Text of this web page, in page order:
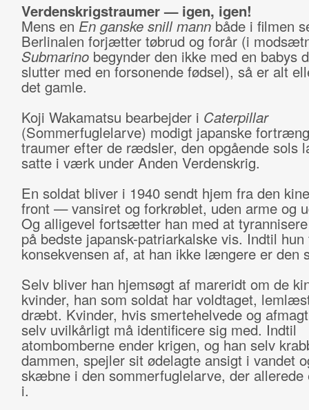
Verdenskrigstraumer — igen, igen!
Mens en En ganske snill mannbåde i filmen
Berlinalen forjætter tøbrud og forår (i
Submarinobegynder den ikke med en babys
slutter med en forsonende fødsel), så er alt
det gamle.
Koji Wakamatsu bearbejder i Caterpillar
(Sommerfuglelarve) modigt japanske
traumer efter de rædsler, den opgående sols
satte i værk under Anden Verdenskrig.
En soldat bliver i 1940 sendt hjem fra den
front — vansiret og forkrøblet, uden arme og
Og alligevel fortsætter han med at
på bedste japansk-patriarkalske vis. Indtil hun
konsekvensen af, at han ikke længere er den
Selv bliver han hjemsøgt af mareridt om de
kvinder, han som soldat har voldtaget,
dræbt. Kvinder, hvis smertehelvede og
selv uvilkårligt må identificere sig med. Indtil
atombomberne ender krigen, og han selv
dammen, spejler sit ødelagte ansigt i vandet
skæbne i den sommerfuglelarve, der allerede
i.